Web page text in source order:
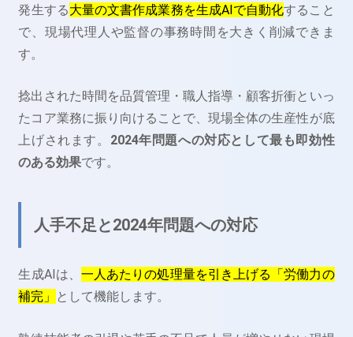
発生する大量の文書作成業務を生成AIで自動化すること
で、現場代理人や監督の事務時間を大きく削減できま
す。
捻出された時間を品質管理・職人指導・顧客折衝といっ
たコア業務に振り向けることで、現場全体の生産性が底
上げされます。 2024年問題への対応として最も即効性
のある効果です。
人手不足と2024年問題への対応
生成AIは、 一人あたりの処理量を引き上げる「労働力の
補完」
として機能します。